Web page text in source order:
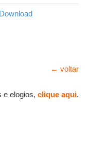
Download
← voltar
e elogios, clique aqui.